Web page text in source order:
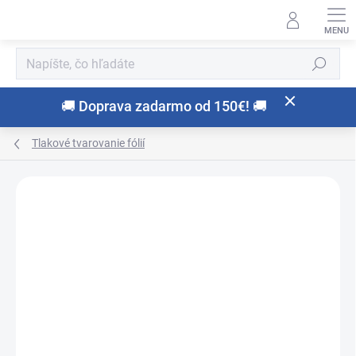
🚚 Doprava zadarmo od 150€! 🚚
Hľadať
Tlakové tvarovanie fólií